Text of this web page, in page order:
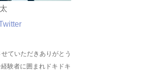
ていただきありがとう
験者に囲まれドキドキ